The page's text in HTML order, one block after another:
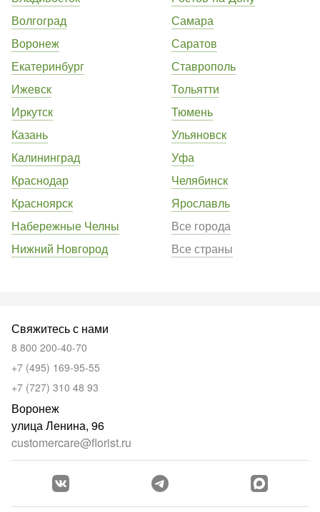
Волгоград
Воронеж
Екатеринбург
Ижевск
Иркутск
Казань
Калининград
Краснодар
Красноярск
Набережные Челны
Нижний Новгород
Самара
Саратов
Ставрополь
Тольятти
Тюмень
Ульяновск
Уфа
Челябинск
Ярославль
Все города
Все страны
Свяжитесь с нами
8 800 200-40-70
+7 (495) 169-95-55
+7 (727) 310 48 93
Воронеж
улица Ленина, 96
customercare@florist.ru